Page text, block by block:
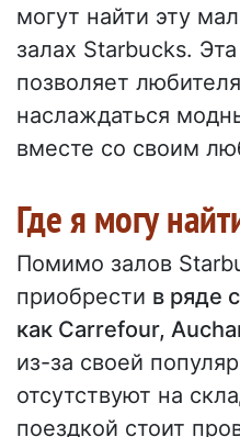
могут найти эту
залах Starbucks.
позволяет
наслаждаться
вместе со своим
Где я могу
Помимо залов
приобрести в ряде
как Carrefour,
из-за своей
отсутствуют на
поездкой стоит